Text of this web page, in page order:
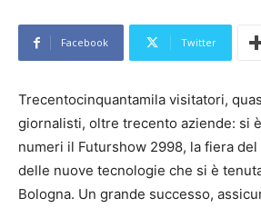
Facebook Twitter
Trecentocinquantamila visitatori,
giornalisti, oltre trecento aziende: si
numeri il Futurshow 2998, la fiera
delle nuove tecnologie che si è
Bologna. Un grande successo,